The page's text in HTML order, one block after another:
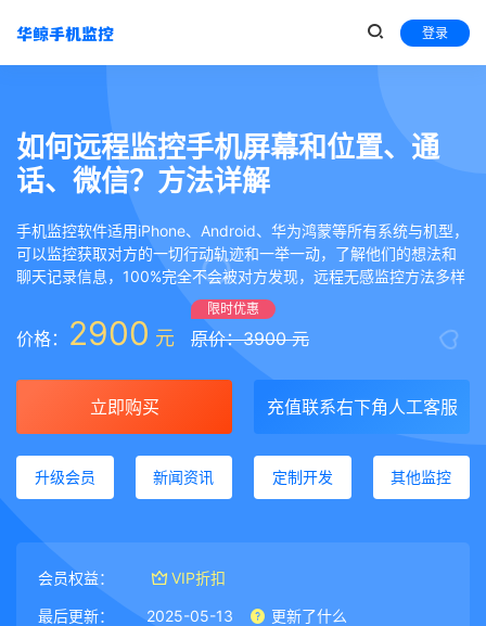
登录
如何远程监控手机屏幕和位置、通
话、微信？方法详解
手机监控软件适用iPhone、Android、华为鸿蒙等所有系统与机型，
可以监控获取对方的一切行动轨迹和一举一动，了解他们的想法和
聊天记录信息，100%完全不会被对方发现，远程无感监控方法多样
价格： 2900 元
限时优惠
原价：3900 元
立即购买 充值联系右下角人工客服
升级会员 新闻资讯 定制开发 其他监控
会员权益： VIP折扣
最后更新： 2025-05-13 更新了什么